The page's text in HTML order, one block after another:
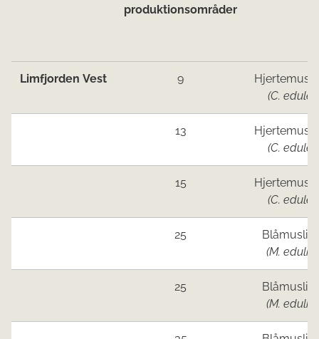
produktionsområder
Limfjorden Vest 9
(C. edule)
13
(C. edule)
15
(C. edule)
25
(M. edulis)
25
(M. edulis)